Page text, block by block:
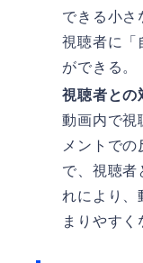
できる小さ
視聴者に「
ができる。
視聴者との
動画内で視
メントで
で、視聴者
れにより、
まりやすく